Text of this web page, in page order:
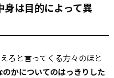
身は目的によって異
ろと言ってくる方々のほと
かについてのはっきりした